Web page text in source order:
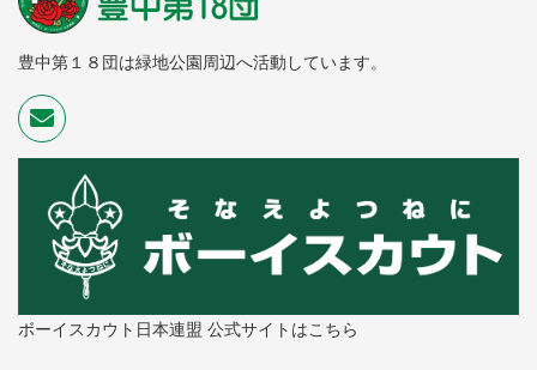
豊中第１８団は緑地公園周辺へ活動しています。
ボーイスカウト日本連盟 公式サイトはこちら